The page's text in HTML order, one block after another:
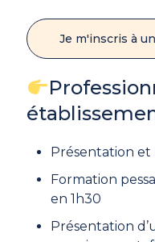
Je m'inscris à
Présentation
Formation
en 1h30
Présentation